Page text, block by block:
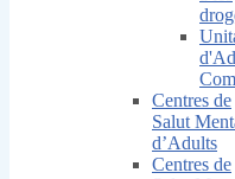
Centres de
Salut
d’Adults
Centres de